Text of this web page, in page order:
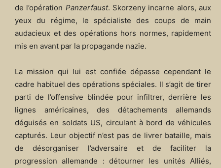
de l’opération Panzerfaust. Skorzeny incarne alors, aux
yeux du régime, le spécialiste des coups de main
audacieux et des opérations hors normes, rapidement
mis en avant par la propagande nazie.
La mission qui lui est confiée dépasse cependant le
cadre habituel des opérations spéciales. Il s’agit de tirer
parti de l’offensive blindée pour infiltrer, derrière les
lignes américaines, des détachements allemands
déguisés en soldats US, circulant à bord de véhicules
capturés. Leur objectif n’est pas de livrer bataille, mais
de désorganiser l’adversaire et de faciliter la
progression allemande : détourner les unités Alliés,